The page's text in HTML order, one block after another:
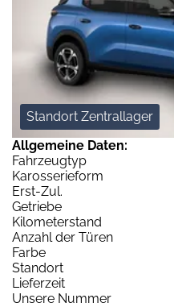
Standort Zentrallager
Allgemeine Daten:
Fahrzeugtyp
Karosserieform
Erst-Zul.
Getriebe
Kilometerstand
Anzahl der Türen
Farbe
Standort
Lieferzeit
Unsere Nummer